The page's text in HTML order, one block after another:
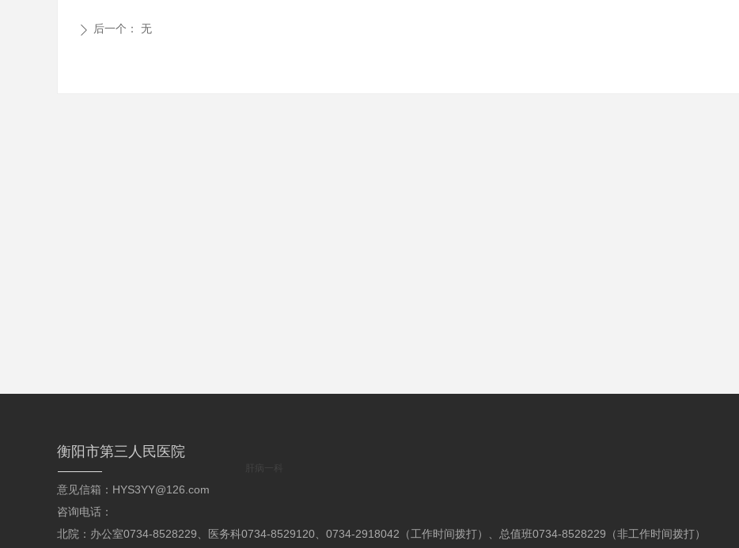
ꄲ 后一个： 无
意见信箱：HYS3YY@126.com
咨询电话：
北院：办公室0734-8528229、医务科0734-8529120、0734-2918042（工作时间拨打）、 总值班0734-8528229（非工作时间拨打）
衡阳市第三人民医院